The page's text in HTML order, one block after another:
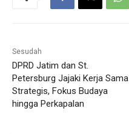
Sesudah
DPRD Jatim dan St.
Petersburg Jajaki Kerja Sama
Strategis, Fokus Budaya
hingga Perkapalan